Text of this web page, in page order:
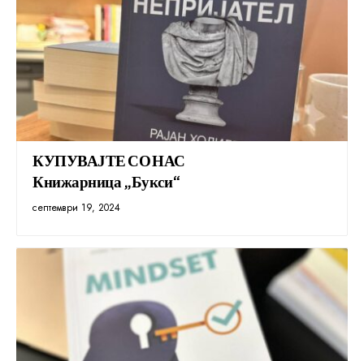
КУПУВАЈТЕ СО НАС
Книжарница „Букси“
септември 19, 2024